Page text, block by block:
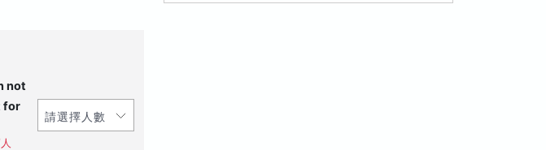
not
for